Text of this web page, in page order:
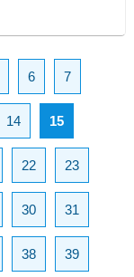
6 7
14 15
22 23
30 31
38 39